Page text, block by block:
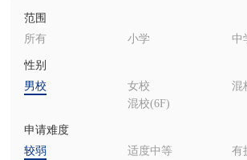
范围
所有
小学 中
性别
男校
女校
混
混校(6F)
申请难度
较弱
适度中等
有